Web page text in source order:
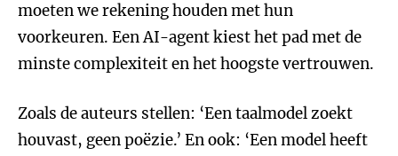
moeten we rekening houden met hun
voorkeuren. Een AI-agent kiest het pad met de
minste complexiteit en het hoogste vertrouwen.
Zoals de auteurs stellen: ‘Een taalmodel zoekt
houvast, geen poëzie.’ En ook: ‘Een model heeft